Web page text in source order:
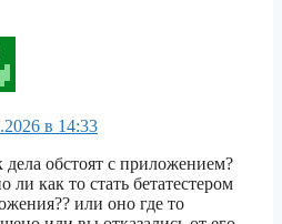
в 14:33
дела обстоят с приложением?
ли как то стать бетатестером
или оно где то